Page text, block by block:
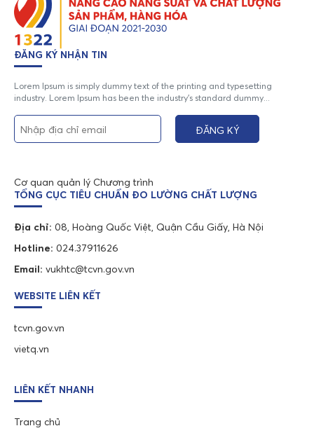
ĐĂNG KÝ NHẬN TIN
Lorem Ipsum is simply dummy text of the printing and typesetting
industry. Lorem Ipsum has been the industry's standard dummy...
Cơ quan quản lý Chương trình
TỔNG CỤC TIÊU CHUẨN ĐO LƯỜNG CHẤT LƯỢNG
Địa chỉ: 08, Hoàng Quốc Việt, Quận Cầu Giấy, Hà Nội
Hotline: 024.37911626
Email: vukhtc@tcvn.gov.vn
WEBSITE LIÊN KẾT
tcvn.gov.vn
vietq.vn
LIÊN KẾT NHANH
Trang chủ